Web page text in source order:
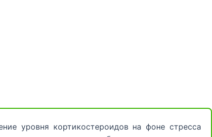
уровня кортикостероидов на фоне стресса